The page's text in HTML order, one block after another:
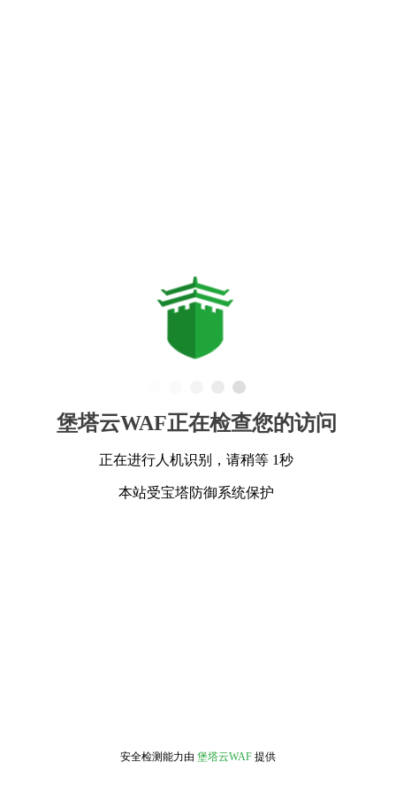
堡塔云WAF正在检查您的访问
正在进行人机识别，请稍等 1秒
本站受宝塔防御系统保护
安全检测能力由 堡塔云WAF 提供